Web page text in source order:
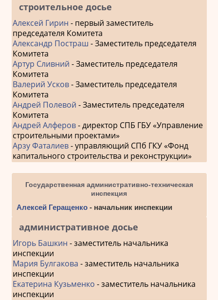
строительное досье
Алексей Гирин - первый заместитель
председателя Комитета
Александр Постраш - Заместитель председателя
Комитета
Артур Сливний - Заместитель председателя
Комитета
Валерий Усков- Заместитель председателя
Комитета
Андрей Полевой - Заместитель председателя
Комитета
Андрей Алферов- директор СПБ ГБУ «Управление
строительными проектами»
Арзу Фаталиев- управляющий СПб ГКУ «Фонд
капитального строительства и реконструкции»
Государственная административно-техническая
инспекция
Алексей Геращенко- начальник инспекции
административное досье
Игорь Башкин - заместитель начальника
инспекции
Мария Булгакова - заместитель начальника
инспекции
Екатерина Кузьменко - заместитель начальника
инспекции